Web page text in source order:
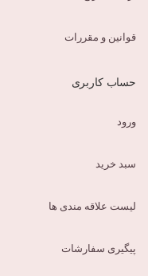
قوانین و مقررات
حساب کاربری
ورود
سبد خرید
لیست علاقه مندی ها
پیگیری سفارشات